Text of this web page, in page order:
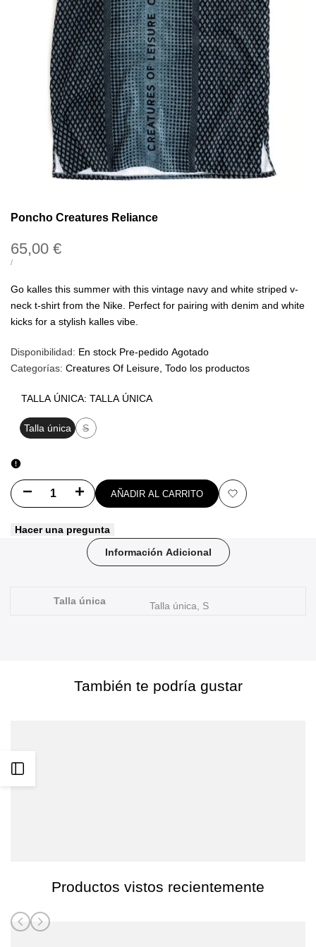
Poncho Creatures Reliance
Precio
de
65,00 €
PRECIO
/POR
Go kalles this summer with this vintage navy and white striped v-
neck t-shirt from the Nike. Perfect for pairing with denim and white
kicks for a stylish kalles vibe.
Disponibilidad: En stock Pre-pedido Agotado
Categorías: Creatures Of Leisure Todo los productos
TALLA ÚNICA: TALLA ÚNICA
Talla única
Variante
S
Disminuir
Creatures
Aumentar
para
Creatures
AÑADIR AL CARRITO
Añadir
Hacer una pregunta
Información Adicional
Talla única Talla única, S
También te podría gustar
Productos vistos recientemente